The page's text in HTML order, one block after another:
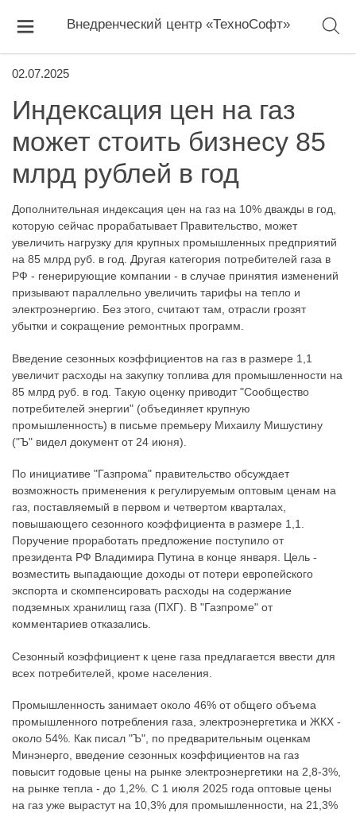
Внедренческий центр «ТехноСофт»
02.07.2025
Индексация цен на газ
может стоить бизнесу 85
млрд рублей в год
Дополнительная индексация цен на газ на 10% дважды в год,
которую сейчас прорабатывает Правительство, может
увеличить нагрузку для крупных промышленных предприятий
на 85 млрд руб. в год. Другая категория потребителей газа в
РФ - генерирующие компании - в случае принятия изменений
призывают параллельно увеличить тарифы на тепло и
электроэнергию. Без этого, считают там, отрасли грозят
убытки и сокращение ремонтных программ.
Введение сезонных коэффициентов на газ в размере 1,1
увеличит расходы на закупку топлива для промышленности на
85 млрд руб. в год. Такую оценку приводит "Сообщество
потребителей энергии" (объединяет крупную
промышленность) в письме премьеру Михаилу Мишустину
("Ъ" видел документ от 24 июня).
По инициативе "Газпрома" правительство обсуждает
возможность применения к регулируемым оптовым ценам на
газ, поставляемый в первом и четвертом кварталах,
повышающего сезонного коэффициента в размере 1,1.
Поручение проработать предложение поступило от
президента РФ Владимира Путина в конце января. Цель -
возместить выпадающие доходы от потери европейского
экспорта и скомпенсировать расходы на содержание
подземных хранилищ газа (ПХГ). В "Газпроме" от
комментариев отказались.
Сезонный коэффициент к цене газа предлагается ввести для
всех потребителей, кроме населения.
Промышленность занимает около 46% от общего объема
промышленного потребления газа, электроэнергетика и ЖКХ -
около 54%. Как писал "Ъ", по предварительным оценкам
Минэнерго, введение сезонных коэффициентов на газ
повысит годовые цены на рынке электроэнергетики на 2,8-3%,
на рынке тепла - до 1,2%. С 1 июля 2025 года оптовые цены
на газ уже вырастут на 10,3% для промышленности, на 21,3%